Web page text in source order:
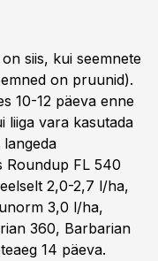
siis, kui seemnete
on pruunid).
10-12 päeva enne
liiga vara kasutada
Roundup FL 540
2,0-2,7 l/ha,
3,0 l/ha,
360, Barbarian
14 päeva.